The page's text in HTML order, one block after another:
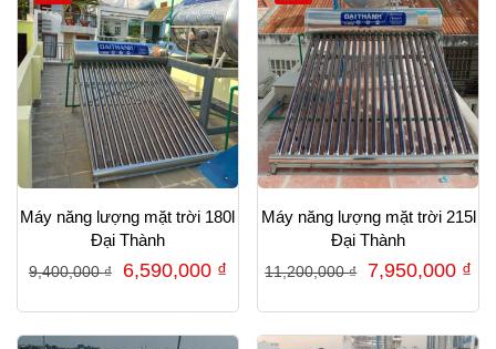
13,778,000 ₫.
Máy năng lượng mặt trời 180l
Đại Thành
9,400,000₫
Giá
là:
6,590,000 ₫Giá
tại
Máy năng lượng mặt trời 215l
Đại Thành
11,200,000₫
Giá
là:
7,950,000 ₫
tại